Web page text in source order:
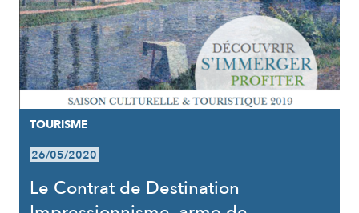
TOURISME
26/05/2020
Le Contrat de Destination